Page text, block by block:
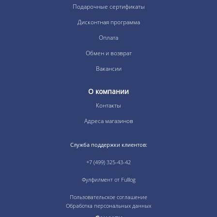
Подарочные сертификаты
Дисконтная программа
Оплата
Обмен и возврат
Вакансии
О компании
Контакты
Адреса магазинов
Служба поддержки клиентов:
+7 (499) 325-43-42
Фулфилмент от Fulllog
Пользовательское соглашение
Обработка персональных данных